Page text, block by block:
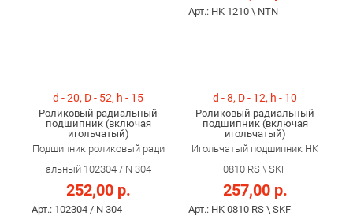
Арт.: HK 1210 \ NTN
d - 20, D - 52, h - 15
Роликовый радиальный
подшипник (включая
игольчатый)
Подшипник роликовый ради
альный 102304 / N 304
252,00 р.
Арт.: 102304 / N 304
d - 8, D - 12, h - 10
Роликовый радиальный
подшипник (включая
игольчатый)
Игольчатый подшипник HK
0810 RS \ SKF
257,00 р.
Арт.: HK 0810 RS \ SKF